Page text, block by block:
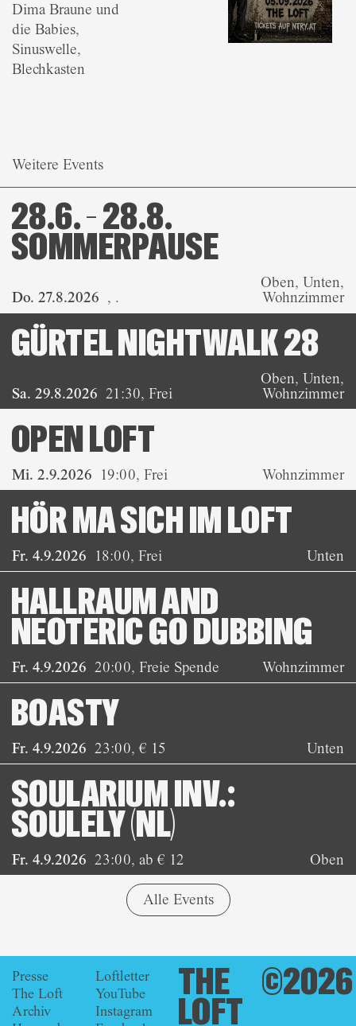
Dima Braune und
die Babies,
Sinuswelle,
Blechkasten
Weitere Events
Do. 27.8.2026 , .
28.6. – 28.8.
SOMMERPAUSE
Oben, Unten,
Wohnzimmer
Sa. 29.8.2026 21:30,Frei
GÜRTEL NIGHTWALK 28
Oben, Unten,
Wohnzimmer
Mi. 2.9.2026 19:00,Frei
OPEN LOFT
Wohnzimmer
Fr. 4.9.2026 18:00,Frei
HÖR MA SICH IM LOFT
Unten
Fr. 4.9.2026 20:00,Freie Spende
HALLRAUM AND
NEOTERIC GO DUBBING
Wohnzimmer
Fr. 4.9.2026 23:00,€ 15
BOASTY
Unten
Fr. 4.9.2026 23:00, ab € 12
SOULARIUM INV.:
SOULELY (NL)
Oben
Alle Events
THE
LOFT
Presse
The Loft
Archiv
Loftletter
YouTube
Instagram
©2026